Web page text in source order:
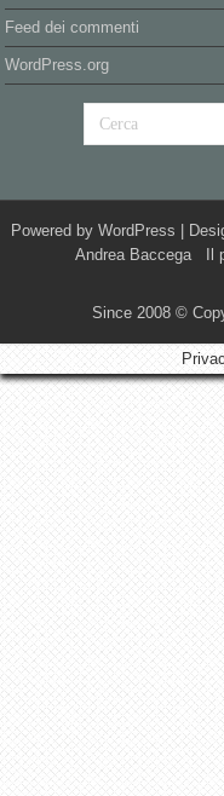
Feed dei commenti
WordPress.org
Powered by WordPress |
Andrea Baccega Il
Since 2008 ©